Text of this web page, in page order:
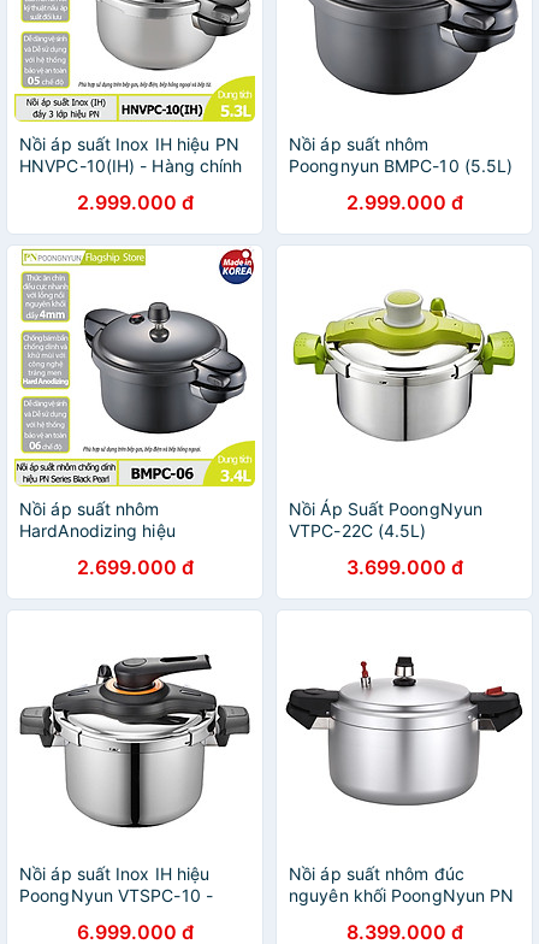
Nồi áp suất Inox IH hiệu PN
HNVPC-10(IH) - Hàng chính
2.999.000 đ
Nồi áp suất nhôm
Poongnyun BMPC-10 (5.5L)
2.999.000 đ
Nồi áp suất nhôm
HardAnodizing hiệu
Hàng chính hãng
2.699.000 đ
Nồi Áp Suất PoongNyun
VTPC-22C (4.5L)
3.699.000 đ
Nồi áp suất Inox IH hiệu
PoongNyun VTSPC-10 -
6.999.000 đ
Nồi áp suất nhôm đúc
nguyên khối PoongNyun PN
8.399.000 đ